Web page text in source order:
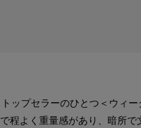
ップセラーのひとつ＜ウィ
程よく重量感があり、暗所